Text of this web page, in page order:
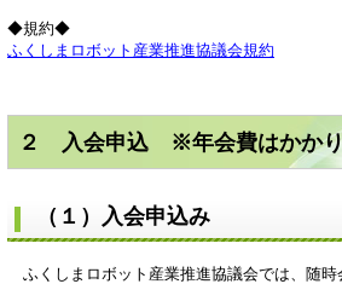
◆規約◆
ふくしまロボット産業推進協議会規約
２ 入会申込 ※年会費はかかり
（１）入会申込み
ふくしまロボット産業推進協議会では、随時